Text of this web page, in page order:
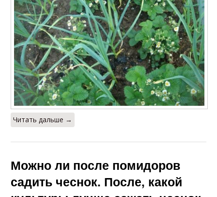
Читать дальше →
Можно ли после помидоров
садить чеснок. После, какой